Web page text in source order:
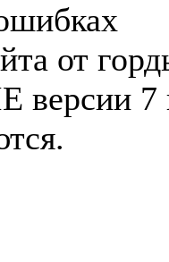
от
версии